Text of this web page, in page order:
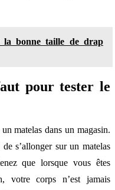
la bonne taille de drap
pour tester le
matelas dans un magasin.
s’allonger sur un matelas
que lorsque vous êtes
votre corps n’est jamais